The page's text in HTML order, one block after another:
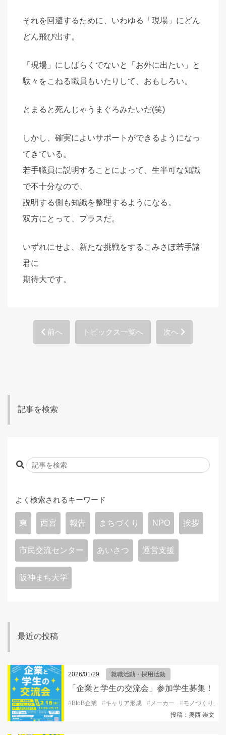
それを回避するために、いわゆる「現場」にどん
どん飛び出す。
「現場」にしばらくでないと「お外に出たい」と
駄々をこねる職員もいたりして、おもしろい。
とまると死んじゃうまぐろみたいだ(笑)
しかし、確実によいサポートができるようになっ
てきている。
若手職員に説明することによって、生半可な知識
で不十分なので、
説明する側も知識を整理するようになる。
双方にとって、プラスだ。
いずれにせよ、新たな挑戦をするこみさぽ若手諸
君に
期待大です。
前へ トピックス一覧へ 次へ
記事を検索
よく検索されるキーワード
東 西宮 報告 まちづくり NPO 挨拶
市民交流センター あいさつ 運営支援
阪神まち大学
最近の投稿
2026/01/29 就職活動・採用活動
「企業と学生の交流会」参加学生募集！
#BtoB企業 #キャリア形成 # メーカー #モノづくり企業
投稿：奥西 崇文